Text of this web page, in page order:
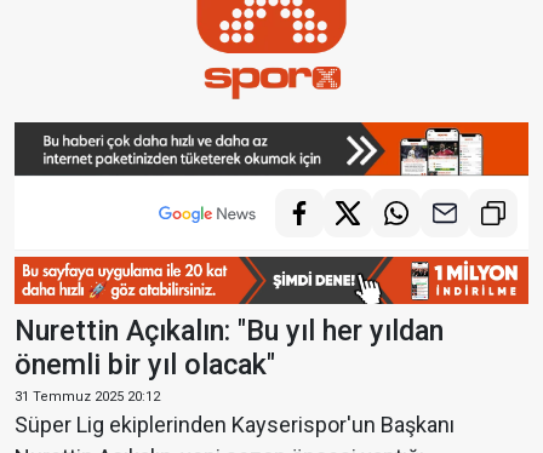
Nurettin Açıkalın: "Bu yıl her yıldan
önemli bir yıl olacak"
31 Temmuz 2025 20:12
Süper Lig ekiplerinden Kayserispor'un Başkanı